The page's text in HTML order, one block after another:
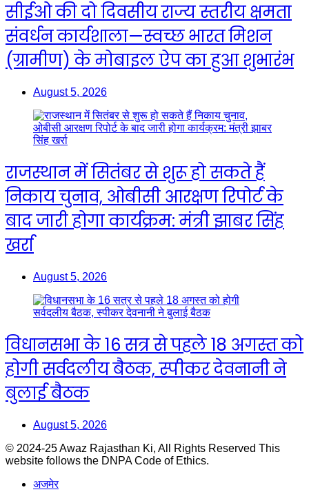
सीईओ की दो दिवसीय राज्य स्तरीय क्षमता
संवर्धन कार्यशाला—स्वच्छ भारत मिशन
(ग्रामीण) के मोबाइल ऐप का हुआ शुभारंभ
August 5, 2026
राजस्थान में सितंबर से शुरू हो सकते हैं
निकाय चुनाव, ओबीसी आरक्षण रिपोर्ट के
बाद जारी होगा कार्यक्रम: मंत्री झाबर सिंह
खर्रा
August 5, 2026
विधानसभा के 16 सत्र से पहले 18 अगस्त को
होगी सर्वदलीय बैठक, स्पीकर देवनानी ने
बुलाई बैठक
August 5, 2026
© 2024-25 Awaz Rajasthan Ki, All Rights Reserved This
website follows the DNPA Code of Ethics.
अजमेर